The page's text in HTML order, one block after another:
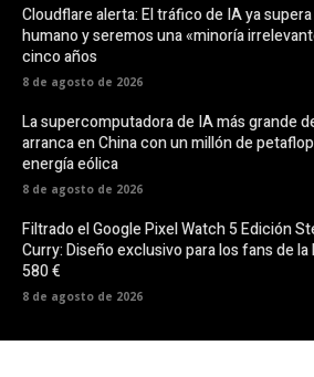
Cloudflare alerta: El tráfico de IA ya
humano y seremos una «minoría
cinco años
8 de agosto de 2026
La supercomputadora de IA más grande
arranca en China con un millón de
energía eólica
8 de agosto de 2026
Filtrado el Google Pixel Watch 5 Edición
Curry: Diseño exclusivo para los fans de la
580 €
8 de agosto de 2026